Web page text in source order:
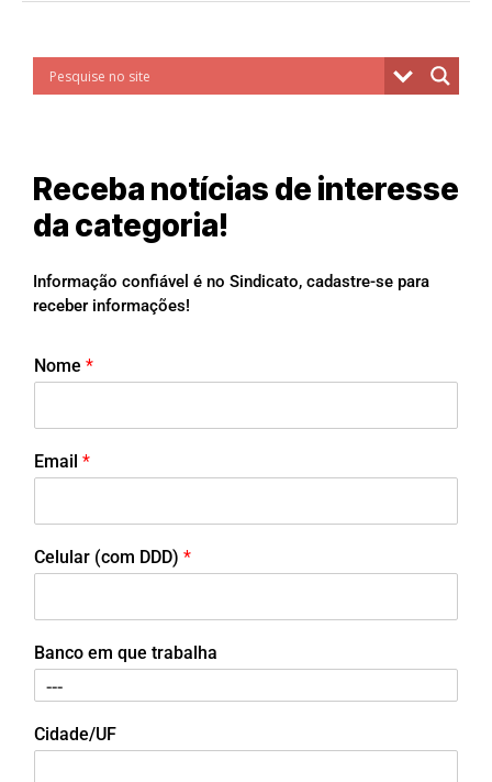
Receba notícias de interesse
da categoria!
Informação confiável é no Sindicato, cadastre-se para
receber informações!
Nome *
Email *
Celular (com DDD) *
Banco em que trabalha
Cidade/UF